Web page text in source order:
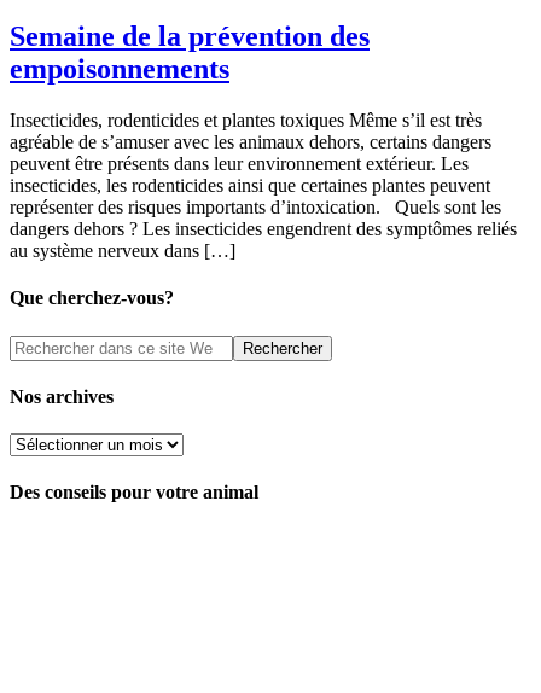
Semaine de la prévention des
empoisonnements
Insecticides, rodenticides et plantes toxiques Même s’il est très
agréable de s’amuser avec les animaux dehors, certains dangers
peuvent être présents dans leur environnement extérieur. Les
insecticides, les rodenticides ainsi que certaines plantes peuvent
représenter des risques importants d’intoxication. Quels sont les
dangers dehors ? Les insecticides engendrent des symptômes reliés
au système nerveux dans […]
Que cherchez-vous?
Nos archives
Nos
Des conseils pour votre animal